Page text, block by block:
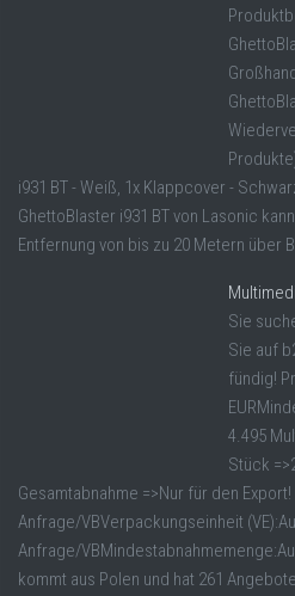
i931 BT - Weiß, 1x Klappcover -
GhettoBlaster i931 BT von Lasonic
Entfernung von bis zu 20 Metern über
Sie
Sie auf
fündig!
4.495
Stück
Gesamtabnahme =>Nur für den
Anfrage/VBVerpackungseinheit
Anfrage/
kommt aus Polen und hat 261